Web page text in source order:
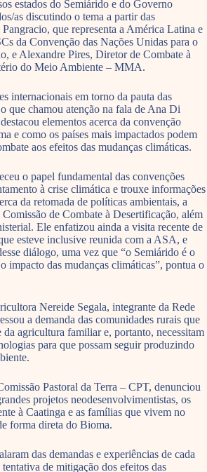
estados do Semiárido e do Governo
as discutindo o tema a partir das
que representa a América Latina e
da Convenção das Nações Unidas para o
e Alexandre Pires, Diretor de Combate à
do Meio Ambiente – MMA.
internacionais em torno da pauta das
que chamou atenção na fala de Ana Di
elementos acerca da convenção
e como os países mais impactados podem
aos efeitos das mudanças climáticas.
o papel fundamental das convenções
à crise climática e trouxe informações
da retomada de políticas ambientais, a
de Combate à Desertificação, além
Ele enfatizou ainda a visita recente de
esteve inclusive reunida com a ASA, e
diálogo, uma vez que “o Semiárido é o
impacto das mudanças climáticas”, pontua o
Nereide Segala, integrante da Rede
a demanda das comunidades rurais que
da agricultura familiar e, portanto, necessitam
para que possam seguir produzindo
Pastoral da Terra – CPT, denunciou
projetos neodesenvolvimentistas, os
à Caatinga e as famílias que vivem no
forma direta do Bioma.
das demandas e experiências de cada
de mitigação dos efeitos das